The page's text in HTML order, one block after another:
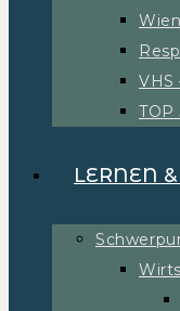
VHS
LERNEN